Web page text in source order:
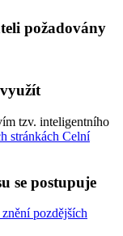
požadovány
tzv. inteligentního
stránkách Celní
se postupuje
pozdějších